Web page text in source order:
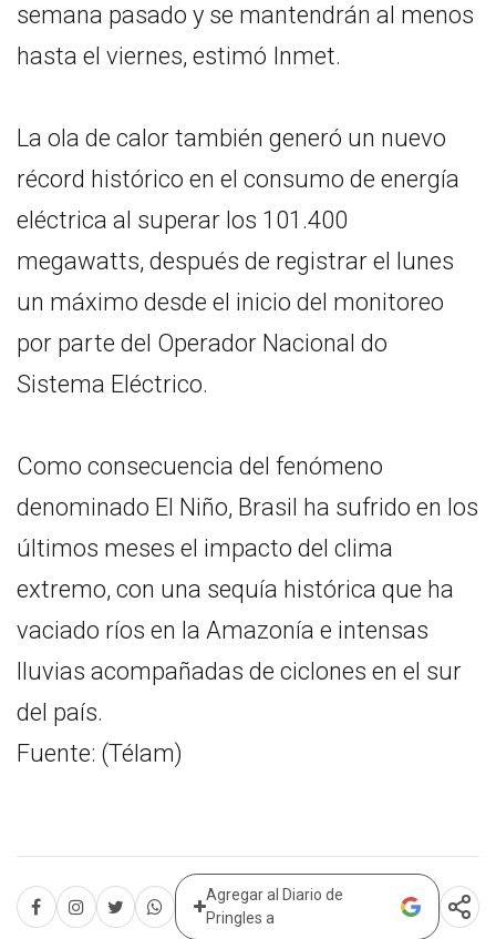
semana pasado y se mantendrán al menos
hasta el viernes, estimó Inmet.
La ola de calor también generó un nuevo
récord histórico en el consumo de energía
eléctrica al superar los 101.400
megawatts, después de registrar el lunes
un máximo desde el inicio del monitoreo
por parte del Operador Nacional do
Sistema Eléctrico.
Como consecuencia del fenómeno
denominado El Niño, Brasil ha sufrido en los
últimos meses el impacto del clima
extremo, con una sequía histórica que ha
vaciado ríos en la Amazonía e intensas
lluvias acompañadas de ciclones en el sur
del país.
Fuente: (Télam)
Agregar al Diario de
Pringles a